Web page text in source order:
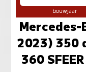
bouwjaar
Mercedes-
2023) 350
360